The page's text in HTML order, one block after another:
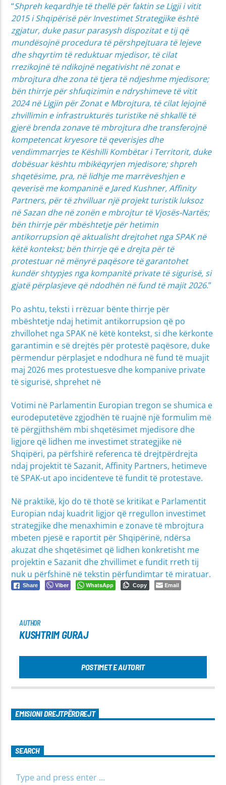
“Shpreh keqardhje të thellë për faktin se Ligji i vitit
2015 i Shqipërisë për Investimet Strategjike është
zgjatur, duke pasur parasysh dispozitat e tij që
mundësojnë procedura të përshpejtuara të lejeve
dhe shqyrtim të reduktuar mjedisor, të cilat
rrezikojnë të ndikojnë negativisht në zonat e
mbrojtura dhe zona të tjera të ndjeshme mjedisore;
bën thirrje për shfuqizimin e ndryshimeve të vitit
2024 në Ligjin për Zonat e Mbrojtura, të cilat lejojnë
zhvillimin e infrastrukturës turistike në shkallë të
gjerë brenda zonave të mbrojtura dhe transferojnë
kompetencat kryesore të qeverisjes dhe
vendimmarrjes te Këshilli Kombëtar i Territorit, duke
dobësuar kështu mbikëqyrjen mjedisore; shpreh
shqetësime, pra, në lidhje me marrëveshjen e
qeverisë me kompaninë e Jared Kushner, Affinity
Partners, për të zhvilluar një projekt turistik luksoz
në Sazan dhe në zonën e mbrojtur të Vjosës-Nartës;
bën thirrje për mbështetje për hetimin
antikorrupsion që aktualisht drejtohet nga SPAK në
këtë kontekst; bën thirrje që e drejta për të
protestuar në mënyrë paqësore të garantohet
kundër shtypjes nga kompanitë private të sigurisë, si
gjatë përplasjeve që ndodhën në fund të majit 2026.”
Po ashtu, teksti i rrëzuar bënte thirrje për
mbështetje ndaj hetimit antikorrupsion që po
zhvillohet nga SPAK në këtë kontekst, si dhe kërkonte
garantimin e së drejtës për protestë paqësore, duke
përmendur përplasjet e ndodhura në fund të muajit
maj 2026 mes protestuesve dhe kompanive private
të sigurisë, shprehet në
Votimi në Parlamentin Europian tregon se shumica e
eurodeputetëve zgjodhën të ruajnë një formulim më
të përgjithshëm mbi shqetësimet mjedisore dhe
ligjore që lidhen me investimet strategjike në
Shqipëri, pa përfshirë referenca të drejtpërdrejta
ndaj projektit të Sazanit, Affinity Partners, hetimeve
të SPAK-ut apo incidenteve të fundit të protestave.
Në praktikë, kjo do të thotë se kritikat e Parlamentit
Europian ndaj kuadrit ligjor që rregullon investimet
strategjike dhe menaxhimin e zonave të mbrojtura
mbeten pjesë e raportit për Shqipërinë, ndërsa
akuzat dhe shqetësimet që lidhen konkretisht me
projektin e Sazanit dhe zhvillimet e fundit rreth tij
nuk u përfshinë në tekstin përfundimtar të miratuar.
Share Viber WhatsApp Copy Email
AUTHOR
KUSHTRIM GURAJ
POSTIMET E AUTORIT
EMISIONI DREJTPËRDREJT
SEARCH